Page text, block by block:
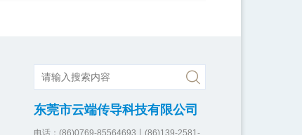
东莞市云端传导科技有限公司